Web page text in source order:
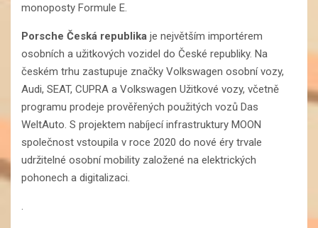
monoposty Formule E.
Porsche Česká republika je největším importérem
osobních a užitkových vozidel do České republiky. Na
českém trhu zastupuje značky Volkswagen osobní vozy,
Audi, SEAT, CUPRA a Volkswagen Užitkové vozy, včetně
programu prodeje prověřených použitých vozů Das
WeltAuto. S projektem nabíjecí infrastruktury MOON
společnost vstoupila v roce 2020 do nové éry trvale
udržitelné osobní mobility založené na elektrických
pohonech a digitalizaci.
.